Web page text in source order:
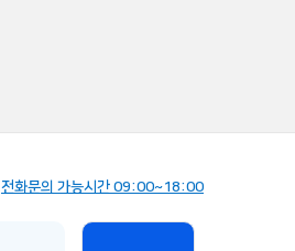
전화문의 가능시간 09:00~18:00